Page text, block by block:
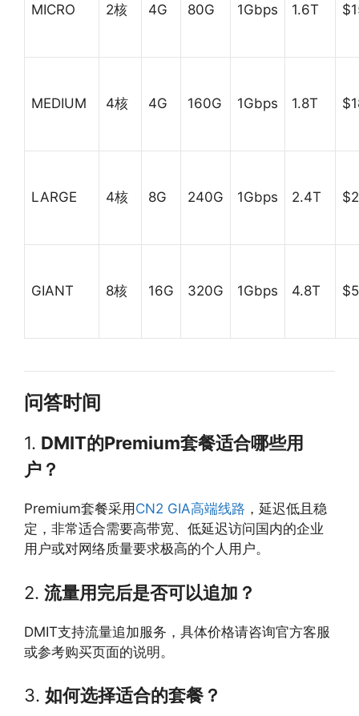
MICRO 2核 4G 80G 1Gbps 1.6T
MEDIUM 4核 4G 160G 1Gbps 1.8T
LARGE 4核 8G 240G 1Gbps 2.4T
GIANT 8核 16G 320G 1Gbps 4.8T
问答时间
1. DMIT的Premium套餐适合哪些用
户？
Premium套餐采用 CN2 GIA高端线路 ，延迟低且稳
定，非常适合需要高带宽、低延迟访问国内的企业
用户或对网络质量要求极高的个人用户。
2. 流量用完后是否可以追加？
DMIT支持流量追加服务，具体价格请咨询官方客服
或参考购买页面的说明。
3. 如何选择适合的套餐？